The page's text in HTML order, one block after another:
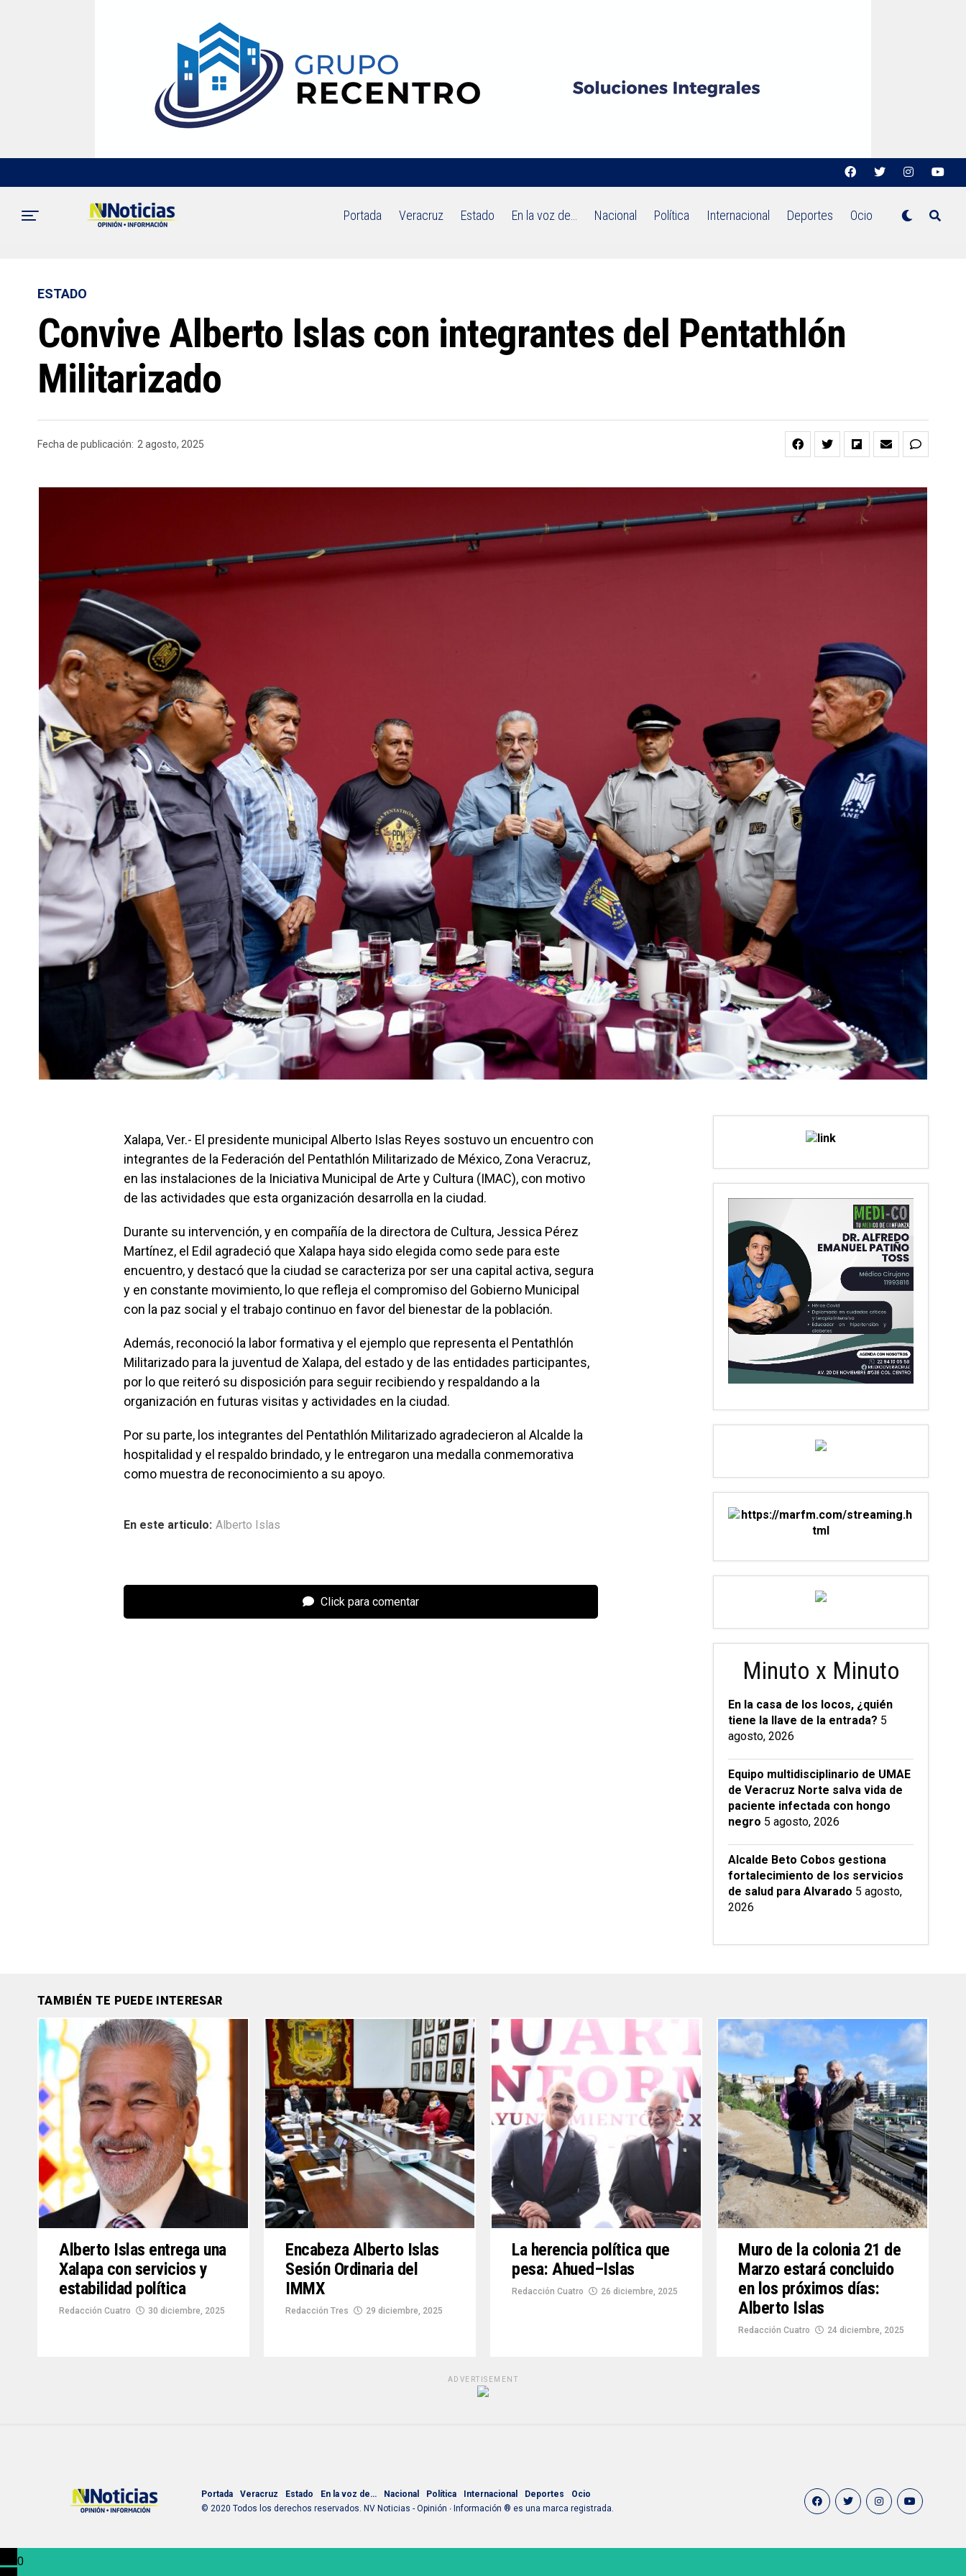
Portada Veracruz Estado En la voz de… Nacional Política Internacional Deportes Ocio
ESTADO
Convive Alberto Islas con integrantes del Pentathlón
Militarizado
Fecha de publicación: 2 agosto, 2025
Xalapa, Ver.- El presidente municipal Alberto Islas Reyes sostuvo un encuentro con
integrantes de la Federación del Pentathlón Militarizado de México, Zona Veracruz,
en las instalaciones de la Iniciativa Municipal de Arte y Cultura (IMAC), con motivo
de las actividades que esta organización desarrolla en la ciudad.
Durante su intervención, y en compañía de la directora de Cultura, Jessica Pérez
Martínez, el Edil agradeció que Xalapa haya sido elegida como sede para este
encuentro, y destacó que la ciudad se caracteriza por ser una capital activa, segura
y en constante movimiento, lo que refleja el compromiso del Gobierno Municipal
con la paz social y el trabajo continuo en favor del bienestar de la población.
Además, reconoció la labor formativa y el ejemplo que representa el Pentathlón
Militarizado para la juventud de Xalapa, del estado y de las entidades participantes,
por lo que reiteró su disposición para seguir recibiendo y respaldando a la
organización en futuras visitas y actividades en la ciudad.
Por su parte, los integrantes del Pentathlón Militarizado agradecieron al Alcalde la
hospitalidad y el respaldo brindado, y le entregaron una medalla conmemorativa
como muestra de reconocimiento a su apoyo.
En este articulo: Alberto Islas
Click para comentar
Minuto x Minuto
En la casa de los locos, ¿quién
tiene la llave de la entrada? 5
agosto, 2026
Equipo multidisciplinario de UMAE
de Veracruz Norte salva vida de
paciente infectada con hongo
negro 5 agosto, 2026
Alcalde Beto Cobos gestiona
fortalecimiento de los servicios
de salud para Alvarado 5 agosto,
2026
TAMBIÉN TE PUEDE INTERESAR
Alberto Islas entrega una
Xalapa con servicios y
estabilidad política
Redacción Cuatro 30 diciembre, 2025
Encabeza Alberto Islas
Sesión Ordinaria del
IMMX
Redacción Tres 29 diciembre, 2025
La herencia política que
pesa: Ahued–Islas
Redacción Cuatro 26 diciembre, 2025
Muro de la colonia 21 de
Marzo estará concluido
en los próximos días:
Alberto Islas
Redacción Cuatro 24 diciembre, 2025
ADVERTISEMENT
Portada Veracruz Estado En la voz de… Nacional Política Internacional Deportes
Ocio
© 2020 Todos los derechos reservados. NV Noticias - Opinión ∙ Información ® es una marca registrada.
0